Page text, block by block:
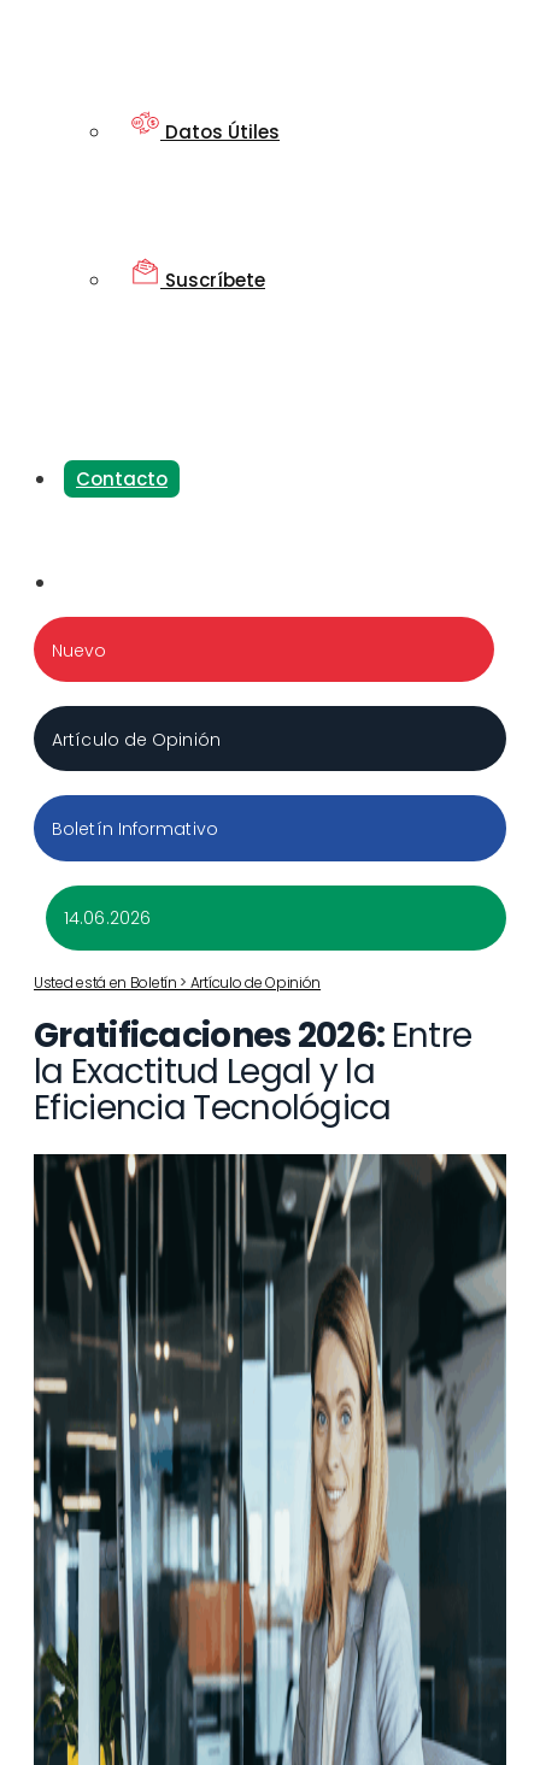
Datos Útiles
Suscríbete
Contacto
Nuevo
Artículo de Opinión
Boletín Informativo
14.06.2026
Usted está en Boletín > Artículo de Opinión
Gratificaciones 2026: Entre
la Exactitud Legal y la
Eficiencia Tecnológica